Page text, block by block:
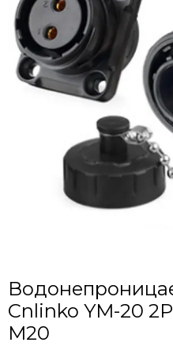
Cnlinko YM-20
M20